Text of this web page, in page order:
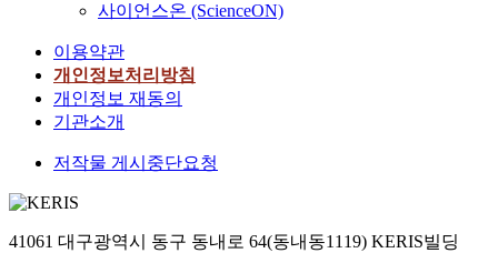
사이언스온 (ScienceON)
이용약관
개인정보처리방침
개인정보 재동의
기관소개
저작물 게시중단요청
41061 대구광역시 동구 동내로 64(동내동1119) KERIS빌딩